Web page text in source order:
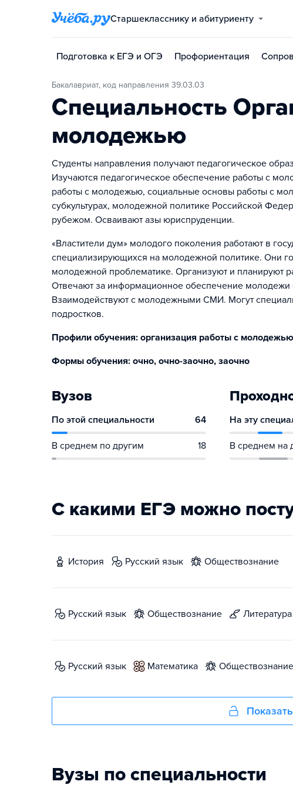
Старшекласснику и абитуриенту
Подготовка к ЕГЭ и ОГЭ Профориентация
Бакалавриат, код направления 39.03.03
Специальность
молодежью
Студенты направления получают педагогическое
Изучаются педагогическое обеспечение работы с
работы с молодежью, социальные основы работы с
субкультурах, молодежной политике Российской
рубежом. Осваивают азы юриспруденции.
«Властители дум» молодого поколения работают в
специализирующихся на молодежной политике. Они
молодежной проблематике. Организуют и планируют
Отвечают за информационное обеспечение
Взаимодействуют с молодежными СМИ. Могут
подростков.
Профили обучения: организация работы с
Формы обучения: очно, очно-заочно, заочно
Вузов
По этой специальности 64
В среднем по другим 18
На эту
В среднем на
С какими ЕГЭ можно
история русский язык обществознание
русский язык обществознание литература
русский язык математика обществознание
Вузы по специальности